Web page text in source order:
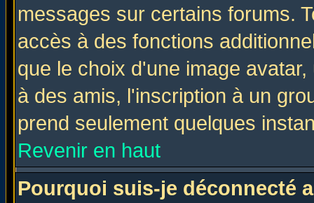
messages sur certains forums.
accès à des fonctions
que le choix d'une image
à des amis, l'inscription à un
prend seulement quelques
Revenir en haut
Pourquoi suis-je déconnecté